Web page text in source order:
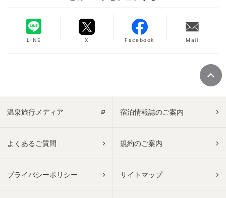
LINE X Facebook Mail
温泉旅行メディア 宿泊情報誌のご案内
よくあるご質問 規約のご案内
プライバシーポリシー サイトマップ